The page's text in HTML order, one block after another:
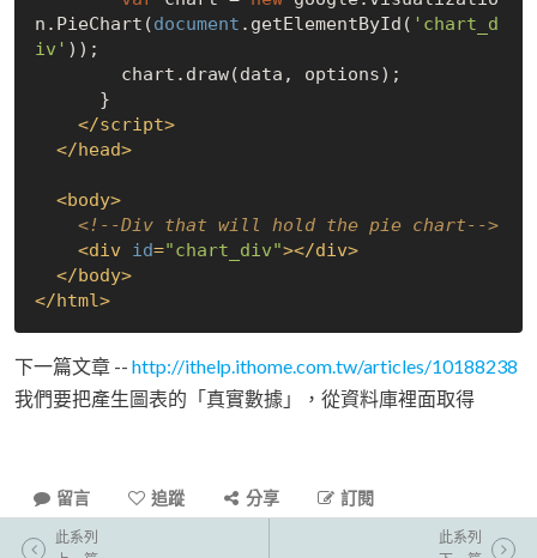
n.PieChart(document .getElementById( 'chart_d
iv' ));
</script>
</head>
<body>
<!--Div that will hold the pie chart-->
<div id="chart_div"></div>
</body>
</html>
下一篇文章 -- http://ithelp.ithome.com.tw/articles/10188238
我們要把產生圖表的「真實數據」，從資料庫裡面取得
留言 追蹤 分享 訂閱
此系列
此系列